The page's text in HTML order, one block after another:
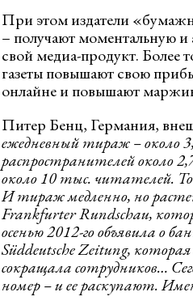
При этом издатели
– получают моментальную и
свой медиа-продукт. Более
газеты повышают свою
онлайне и повышают
Питер Бенц, Германия,
ежедневный тираж– около 3,
распространителей около 2,
около 10 тыс. читателей.
И тираж медленно, но
Frankfurter Rundschau,
осенью 2012-го объявила о
Süddeutsche Zeitung, которая
сокращала сотрудников…
номер – и ее раскупают.